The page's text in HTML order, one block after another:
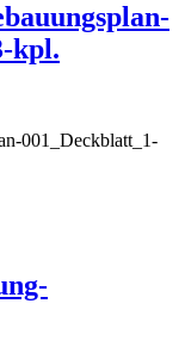
kpl.
001_Deckblatt_1-